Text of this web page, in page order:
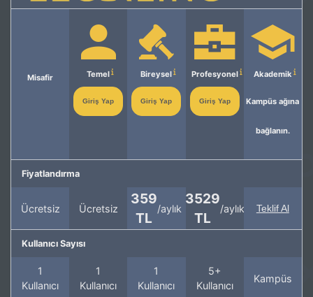
Misafir Temel
Giriş Yap
Bireysel
Giriş Yap
Profesyonel
Giriş Yap
Akademik
Kampüs ağına
bağlanın.
Fiyatlandırma
Ücretsiz Ücretsiz
359
TL
/aylık
3529
TL
/aylık Teklif Al
Kullanıcı Sayısı
1
Kullanıcı
1
Kullanıcı
1
Kullanıcı
5+
Kullanıcı
Kampüs